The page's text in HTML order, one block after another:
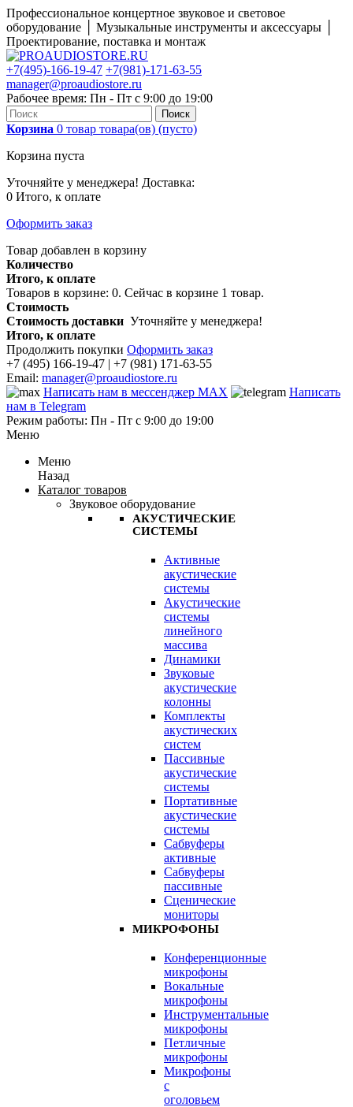
Профессиональное концертное звуковое и световое
оборудование │ Музыкальные инструменты и аксессуары │
Проектирование, поставка и монтаж
+7(495)-166-19-47 +7(981)-171-63-55
manager@proaudiostore.ru
Рабочее время: Пн - Пт с 9:00 до 19:00
Поиск
Корзина 0 товар товара(ов) (пусто)
Корзина пуста
Уточняйте у менеджера! Доставка:
0 Итого, к оплате
Оформить заказ
Товар добавлен в корзину
Количество
Итого, к оплате
Товаров в корзине: 0. Сейчас в корзине 1 товар.
Стоимость
Стоимость доставки Уточняйте у менеджера!
Итого, к оплате
Продолжить покупки Оформить заказ
+7 (495) 166-19-47 | +7 (981) 171-63-55
Email: manager@proaudiostore.ru
Написать нам в мессенджер MAX
Написать
нам в Telegram
Режим работы: Пн - Пт с 9:00 до 19:00
Меню
Меню
Назад
Каталог товаров
Звуковое оборудование
АКУСТИЧЕСКИЕ
СИСТЕМЫ
Активные
акустические
системы
Акустические
системы
линейного
массива
Динамики
Звуковые
акустические
колонны
Комплекты
акустических
систем
Пассивные
акустические
системы
Портативные
акустические
системы
Сабвуферы
активные
Сабвуферы
пассивные
Сценические
мониторы
МИКРОФОНЫ
Конференционные
микрофоны
Вокальные
микрофоны
Инструментальные
микрофоны
Петличные
микрофоны
Микрофоны
с
оголовьем